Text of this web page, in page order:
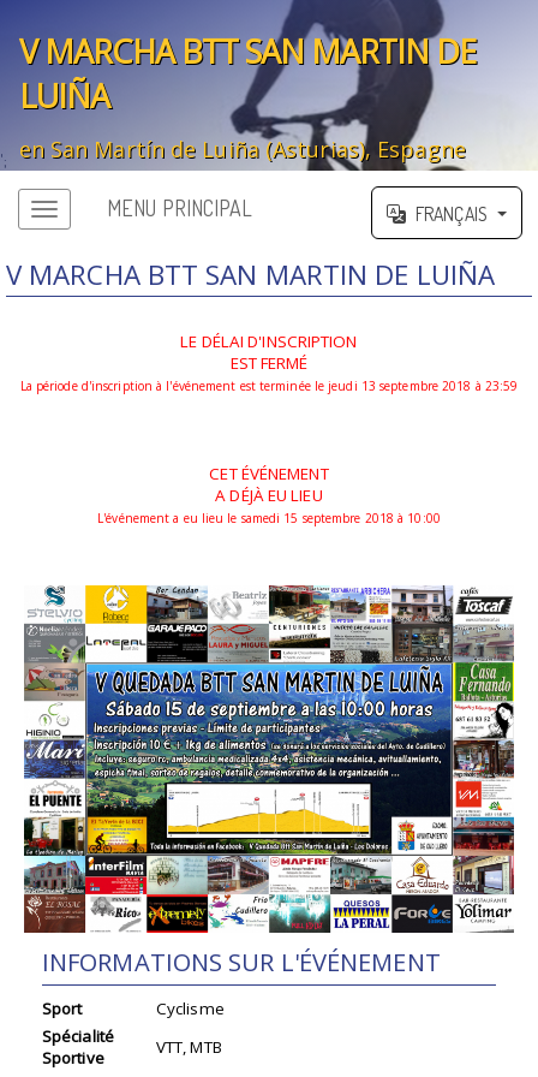
V MARCHA BTT SAN MARTIN DE
LUIÑA
en San Martín de Luiña (Asturias), Espagne
';
MENU PRINCIPAL FRANÇAIS
V MARCHA BTT SAN MARTIN DE LUIÑA
LE DÉLAI D'INSCRIPTION
EST FERMÉ
La période d'inscription à l'événement est terminée le jeudi 13 septembre 2018 à 23:59
CET ÉVÉNEMENT
A DÉJÀ EU LIEU
L'événement a eu lieu le samedi 15 septembre 2018 à 10:00
INFORMATIONS SUR L'ÉVÉNEMENT
Sport
Cyclisme
Spécialité
Sportive
VTT, MTB